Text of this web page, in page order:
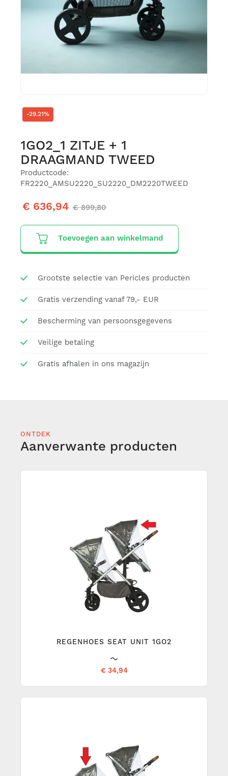
-29.21%
1GO2_1 ZITJE + 1
DRAAGMAND TWEED
Productcode:
FR2220_AMSU2220_SU2220_DM2220TWEED
€ 636,94 € 899,80
Toevoegen aan winkelmand
Grootste selectie van Pericles producten
Gratis verzending vanaf 79,- EUR
Bescherming van persoonsgegevens
Veilige betaling
Gratis afhalen in ons magazijn
ONTDEK
Aanverwante producten
REGENHOES SEAT UNIT 1GO2
€ 34,94